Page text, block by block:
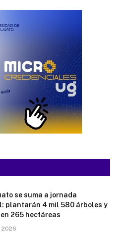
se suma a jornada
plantarán 4 mil 580 árboles y
265 hectáreas